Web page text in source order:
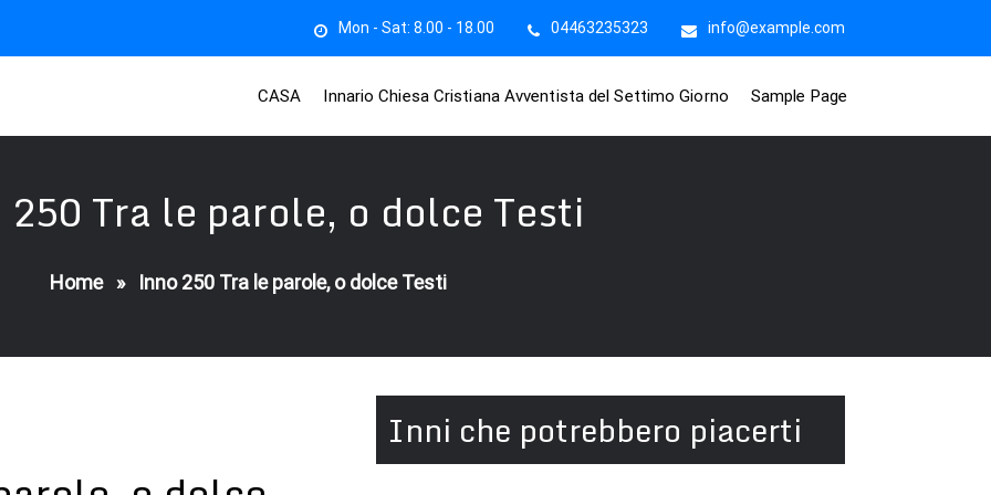
Mon - Sat: 8.00 - 18.00 04463235323 info@example.com
CASA Innario Chiesa Cristiana Avventista del Settimo Giorno Sample Page
Tra le parole, o dolce Testi
Home» Inno 250 Tra le parole, o dolce Testi
Inni che potrebbero piacerti